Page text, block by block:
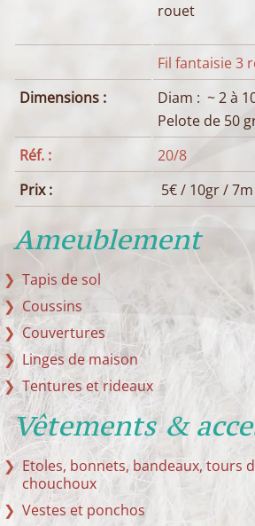
rouet
Fil fantaisie 3
Dimensions :
Diam : ~ 2 à
Pelote de 50
Réf. :
20/8
Prix :
5€ / 10gr / 7m
Ameublement
Tapis de sol
Coussins
Couvertures
Linges de maison
Tentures et rideaux
Vêtements &
Etoles, bonnets, bandeaux, tours
chouchoux
Vestes et ponchos